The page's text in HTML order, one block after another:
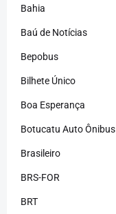
Bahia
Baú de Notícias
Bepobus
Bilhete Único
Boa Esperança
Botucatu Auto Ônibus
Brasileiro
BRS-FOR
BRT